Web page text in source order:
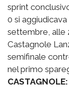
sprint
0 si
settembre, alle
Castagnole
semifinale
nel primo
CASTAGNOLE: